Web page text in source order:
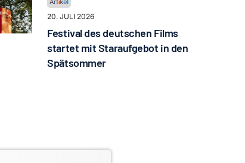
20. JULI 2026
Festival des deutschen Films
startet mit Staraufgebot in den
Spätsommer